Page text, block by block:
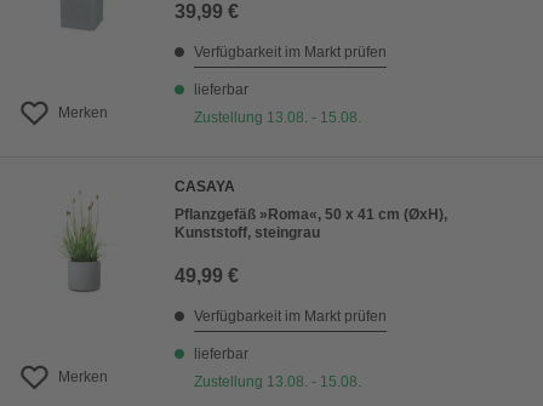
Merken
39,99 €
Verfügbarkeit im Markt prüfen
lieferbar
Zustellung 13.08. - 15.08.
Merken
CASAYA
Pflanzgefäß »Roma«, 50 x 41 cm (ØxH),
Kunststoff, steingrau
49,99 €
Verfügbarkeit im Markt prüfen
lieferbar
Zustellung 13.08. - 15.08.